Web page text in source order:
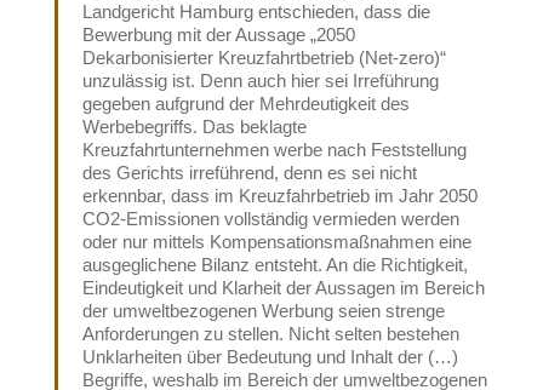
Landgericht Hamburg entschieden, dass die
Bewerbung mit der Aussage „2050
Dekarbonisierter Kreuzfahrtbetrieb (Net-zero)“
unzulässig ist. Denn auch hier sei Irreführung
gegeben aufgrund der Mehrdeutigkeit des
Werbebegriffs. Das beklagte
Kreuzfahrtunternehmen werbe nach Feststellung
des Gerichts irreführend, denn es sei nicht
erkennbar, dass im Kreuzfahrbetrieb im Jahr 2050
CO2-Emissionen vollständig vermieden werden
oder nur mittels Kompensationsmaßnahmen eine
ausgeglichene Bilanz entsteht. An die Richtigkeit,
Eindeutigkeit und Klarheit der Aussagen im Bereich
der umweltbezogenen Werbung seien strenge
Anforderungen zu stellen. Nicht selten bestehen
Unklarheiten über Bedeutung und Inhalt der (…)
Begriffe, weshalb im Bereich der umweltbezogenen